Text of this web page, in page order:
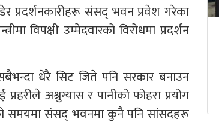
प्रदर्शनकारीहरू संसद् भवन प्रवेश गरेका
विपक्षी उम्मेदवारको विरोधमा प्रदर्शन
धेरै सिट जिते पनि सरकार बनाउन
अश्रुग्यास र पानीको फोहरा प्रयोग
समयमा संसद् भवनमा कुनै पनि सांसदहरू